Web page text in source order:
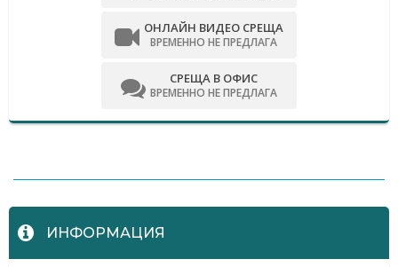
ОНЛАЙН ВИДЕО СРЕЩА
ВРЕМЕННО НЕ ПРЕДЛАГА
СРЕЩА В ОФИС
ВРЕМЕННО НЕ ПРЕДЛАГА
ИНФОРМАЦИЯ